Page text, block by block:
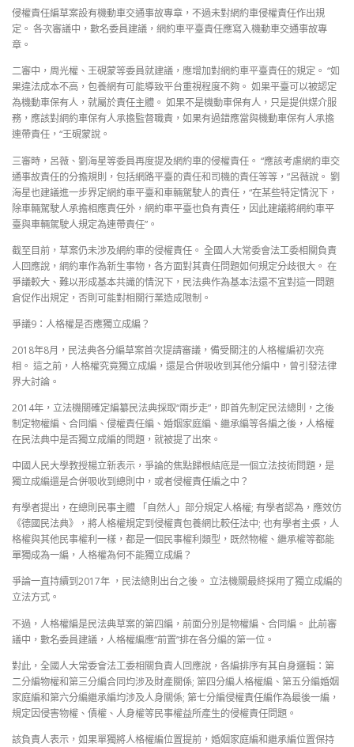
侵權責任編草案設有機動車交通事故專章，不過未對網約車侵權責任作出規
定。 各次審議中，數名委員建議，網約車平臺責任應寫入機動車交通事故專
章。
二審中，周光權、王硯蒙等委員就建議，應增加對網約車平臺責任的規定。 “如
果違法成本不高，包養網有可能導致平台重視程度不夠。 如果平臺可以被認定
為機動車保有人，就屬於責任主體。 如果不是機動車保有人，只是提供媒介服
務，應該對網約車保有人承擔監督職責，如果有過錯應當與機動車保有人承擔
連帶責任，“王硯蒙說。
三審時，呂薇、劉海星等委員再度提及網約車的侵權責任。 “應該考慮網約車交
通事故責任的分擔規則，包括網路平臺的責任和司機的責任等等，”呂薇說。 劉
海星也建議進一步界定網約車平臺和車輛駕駛人的責任，“在某些特定情況下，
除車輛駕駛人承擔相應責任外，網約車平臺也負有責任，因此建議將網約車平
臺與車輛駕駛人規定為連帶責任”。
截至目前，草案仍未涉及網約車的侵權責任。 全國人大常委會法工委相關負責
人回應說，網約車作為新生事物，各方面對其責任問題如何規定分歧很大。 在
爭議較大、難以形成基本共識的情況下，民法典作為基本法還不宜對這一問題
倉促作出規定，否則可能對相關行業造成限制。
爭議9：人格權是否應獨立成編？
2018年8月，民法典各分編草案首次提請審議，備受關注的人格權編初次亮
相。 這之前，人格權究竟獨立成編，還是合併吸收到其他分編中，曾引發法律
界大討論。
2014年，立法機關確定編纂民法典採取“兩步走”，即首先制定民法總則，之後
制定物權編、合同編、侵權責任編、婚姻家庭編、繼承編等各編之後，人格權
在民法典中是否獨立成編的問題，就被提了出來。
中國人民大學教授楊立新表示，爭論的焦點歸根結底是一個立法技術問題，是
獨立成編還是合併吸收到總則中，或者侵權責任編之中？
有學者提出，在總則民事主體 「自然人」部分規定人格權; 有學者認為，應效仿
《德國民法典》，將人格權規定到侵權責包養網比較任法中; 也有學者主張，人
格權與其他民事權利一樣，都是一個民事權利類型，既然物權、繼承權等都能
單獨成為一編，人格權為何不能獨立成編？
爭論一直持續到2017年 ，民法總則出台之後。 立法機關最終採用了獨立成編的
立法方式。
不過，人格權編是民法典草案的第四編，前面分別是物權編、合同編。 此前審
議中，數名委員建議，人格權編應“前置”排在各分編的第一位。
對此，全國人大常委會法工委相關負責人回應說，各編排序有其自身邏輯：第
二分編物權和第三分編合同均涉及財產關係; 第四分編人格權編、第五分編婚姻
家庭編和第六分編繼承編均涉及人身關係; 第七分編侵權責任編作為最後一編，
規定因侵害物權、債權、人身權等民事權益所產生的侵權責任問題。
該負責人表示，如果單獨將人格權編位置提前，婚姻家庭編和繼承編位置保持